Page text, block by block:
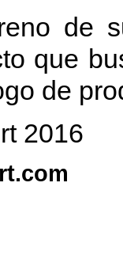
de
que
de
2016